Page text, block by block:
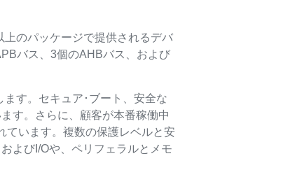
のパッケージで提供されるデバ
バス、3個のAHBバス、および
す。セキュア･ブート、安全な
す。さらに、顧客が本番稼働中
ています。複数の保護レベルと安
よびI/Oや、ペリフェラルとメモ